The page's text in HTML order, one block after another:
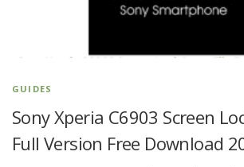
GUIDES
Sony Xperia C6903 Screen
Full Version Free Download